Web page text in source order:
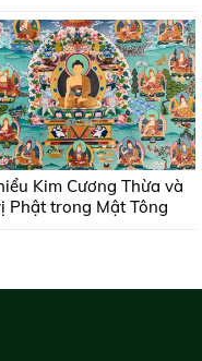
Kim Cương Thừa và
Phật trong Mật Tông